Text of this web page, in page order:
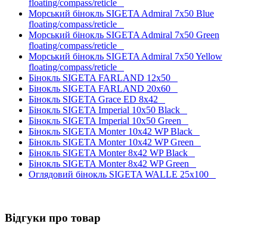
floating/compass/reticle
Морський бінокль SIGETA Admiral 7x50 Blue
floating/compass/reticle
Морський бінокль SIGETA Admiral 7x50 Green
floating/compass/reticle
Морський бінокль SIGETA Admiral 7x50 Yellow
floating/compass/reticle
Бінокль SIGETA FARLAND 12x50
Бінокль SIGETA FARLAND 20x60
Бінокль SIGETA Grace ED 8x42
Бінокль SIGETA Imperial 10x50 Black
Бінокль SIGETA Imperial 10x50 Green
Бінокль SIGETA Monter 10x42 WP Black
Бінокль SIGETA Monter 10x42 WP Green
Бінокль SIGETA Monter 8x42 WP Black
Бінокль SIGETA Monter 8x42 WP Green
Оглядовий бінокль SIGETA WALLE 25x100
Відгуки про товар